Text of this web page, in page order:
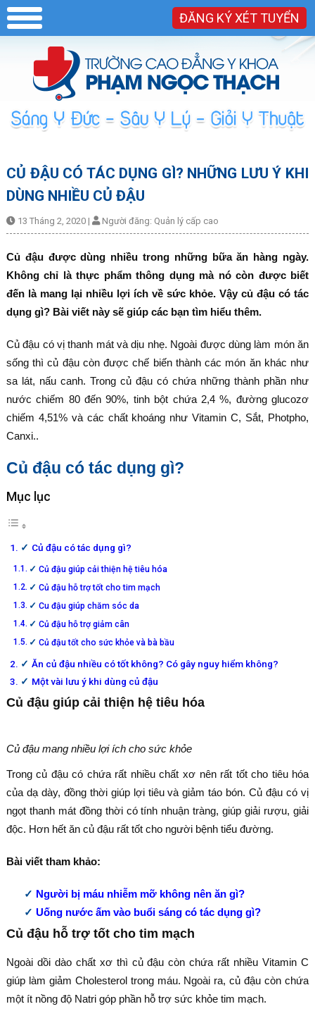
ĐĂNG KÝ XÉT TUYỂN
CỦ ĐẬU CÓ TÁC DỤNG GÌ? NHỮNG LƯU Ý KHI
DÙNG NHIỀU CỦ ĐẬU
13 Tháng 2, 2020 | Người đăng: Quản lý cấp cao
Củ đậu được dùng nhiều trong những bữa ăn hàng ngày.
Không chỉ là thực phẩm thông dụng mà nó còn được biết
đến là mang lại nhiều lợi ích về sức khỏe. Vậy củ đậu có tác
dụng gì? Bài viết này sẽ giúp các bạn tìm hiểu thêm.
Củ đậu có vị thanh mát và dịu nhẹ. Ngoài được dùng làm món ăn
sống thì củ đậu còn được chế biến thành các món ăn khác như
sa lát, nấu canh. Trong củ đậu có chứa những thành phần như
nước chiếm 80 đến 90%, tinh bột chứa 2,4 %, đường glucozơ
chiếm 4,51% và các chất khoáng như Vitamin C, Sắt, Photpho,
Canxi..
Củ đậu có tác dụng gì?
Mục lục
Củ đậu có tác dụng gì?
Củ đậu giúp cải thiện hệ tiêu hóa
Củ đậu hỗ trợ tốt cho tim mạch
Cu đậu giúp chăm sóc da
Củ đậu hỗ trợ giảm cân
Củ đậu tốt cho sức khỏe và bà bầu
Ăn củ đậu nhiều có tốt không? Có gây nguy hiểm không?
Một vài lưu ý khi dùng củ đậu
Củ đậu giúp cải thiện hệ tiêu hóa
Củ đậu mang nhiều lợi ích cho sức khỏe
Trong củ đậu có chứa rất nhiều chất xơ nên rất tốt cho tiêu hóa
của dạ dày, đồng thời giúp lợi tiêu và giảm táo bón. Củ đậu có vị
ngọt thanh mát đồng thời có tính nhuận tràng, giúp giải rượu, giải
độc. Hơn hết ăn củ đậu rất tốt cho người bệnh tiểu đường.
Bài viết tham khảo:
Người bị máu nhiễm mỡ không nên ăn gì?
Uống nước ấm vào buổi sáng có tác dụng gì?
Củ đậu hỗ trợ tốt cho tim mạch
Ngoài dồi dào chất xơ thì củ đậu còn chứa rất nhiều Vitamin C
giúp làm giảm Cholesterol trong máu. Ngoài ra, củ đậu còn chứa
một ít nồng độ Natri góp phần hỗ trợ sức khỏe tim mạch.